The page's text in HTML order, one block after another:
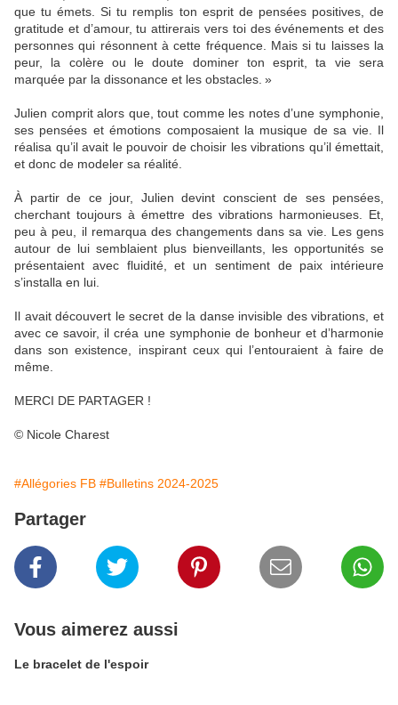
que tu émets. Si tu remplis ton esprit de pensées positives, de
gratitude et d’amour, tu attirerais vers toi des événements et des
personnes qui résonnent à cette fréquence. Mais si tu laisses la
peur, la colère ou le doute dominer ton esprit, ta vie sera
marquée par la dissonance et les obstacles. »
Julien comprit alors que, tout comme les notes d’une symphonie,
ses pensées et émotions composaient la musique de sa vie. Il
réalisa qu’il avait le pouvoir de choisir les vibrations qu’il émettait,
et donc de modeler sa réalité.
À partir de ce jour, Julien devint conscient de ses pensées,
cherchant toujours à émettre des vibrations harmonieuses. Et,
peu à peu, il remarqua des changements dans sa vie. Les gens
autour de lui semblaient plus bienveillants, les opportunités se
présentaient avec fluidité, et un sentiment de paix intérieure
s’installa en lui.
Il avait découvert le secret de la danse invisible des vibrations, et
avec ce savoir, il créa une symphonie de bonheur et d’harmonie
dans son existence, inspirant ceux qui l’entouraient à faire de
même.
MERCI DE PARTAGER !
© Nicole Charest
#Allégories FB #Bulletins 2024-2025
Partager
Vous aimerez aussi
Le bracelet de l'espoir